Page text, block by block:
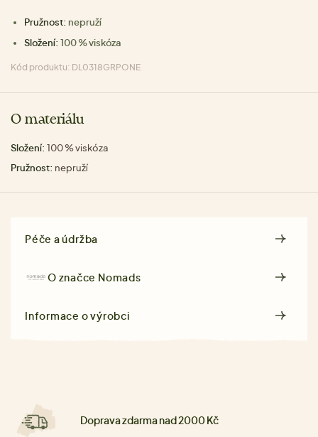
Pružnost: nepruží
Složení: 100 % viskóza
Kód produktu: DL0318GRPONE
O materiálu
Složení: 100 % viskóza
Pružnost: nepruží
Péče a údržba
O značce Nomads
Informace o výrobci
Doprava zdarma nad 2000 Kč